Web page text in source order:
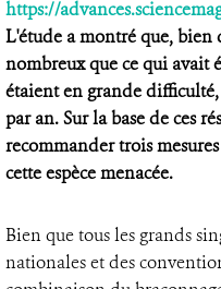
https://
L'étude a montré que, bien
nombreux que ce qui avait
étaient en grande
par an. Sur la base de ces
recommander trois
cette espèce menacée.
Bien que tous les grands
nationales et des